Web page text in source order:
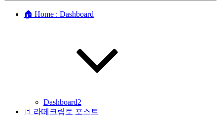
🏠 Home : Dashboard
Dashboard2
📒 라떼크립토 포스트